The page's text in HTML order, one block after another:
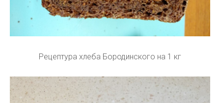
Рецептура хлеба Бородинского на 1 кг